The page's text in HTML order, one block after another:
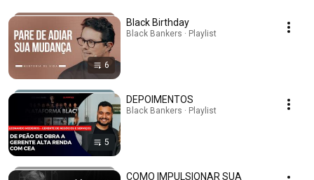
6
Black Birthday
Black Bankers · Playlist
5
DEPOIMENTOS
Black Bankers · Playlist
COMO IMPULSIONAR SUA